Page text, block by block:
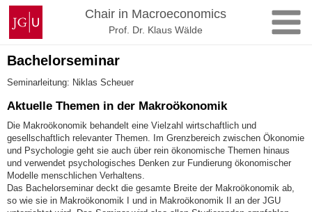
Skip
content
Johannes
Gutenberg
University
Mainz
Chair in Macroeconomics
Prof. Dr. Klaus Wälde
Bachelorseminar
Seminarleitung: Niklas Scheuer
Aktuelle Themen in der Makroökonomik
Die Makroökonomik behandelt eine Vielzahl wirtschaftlich und
gesellschaftlich relevanter Themen. Im Grenzbereich zwischen Ökonomie
und Psychologie geht sie auch über rein ökonomische Themen hinaus
und verwendet psychologisches Denken zur Fundierung ökonomischer
Modelle menschlichen Verhaltens.
Das Bachelorseminar deckt die gesamte Breite der Makroökonomik ab,
so wie sie in Makroökonomik I und in Makroökonomik II an der JGU